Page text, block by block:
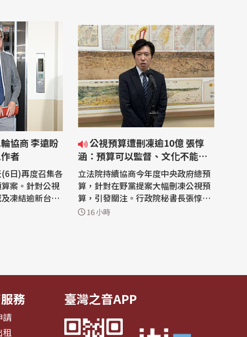
協商 李遠盼
者
日)再度召集各
案。針對公視
凍結逾新台幣
表示，感謝各
公視預算遭刪凍逾10億 張惇
涵：預算可以監督、文化不能被
清算
立法院持續協商今年度中央政府總預
算，針對在野黨提案大幅刪凍公視預
算，引發關注。行政院秘書長張惇涵
今天(6日)受訪時表示，預算可以監
16 小時
務
請
臺灣之音APP